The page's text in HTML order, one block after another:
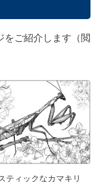
をご紹介します（閲
ティックなカマキリ